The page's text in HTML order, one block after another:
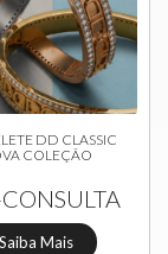
DD CLASSIC
COLEÇÃO
Saiba Mais